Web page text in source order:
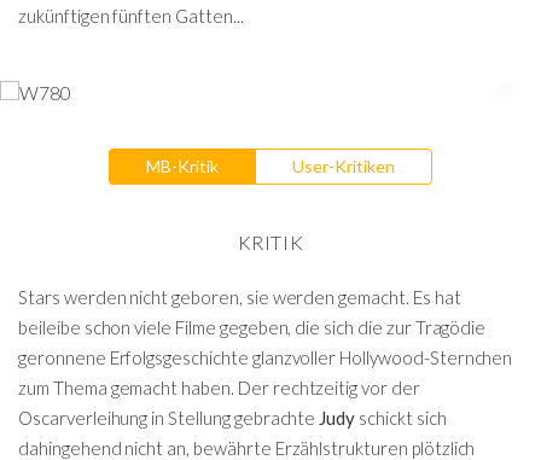
zukünftigen fünften Gatten...
MB-Kritik User-Kritiken
KRITIK
Stars werden nicht geboren, sie werden gemacht. Es hat
beileibe schon viele Filme gegeben, die sich die zur Tragödie
geronnene Erfolgsgeschichte glanzvoller Hollywood-Sternchen
zum Thema gemacht haben. Der rechtzeitig vor der
Oscarverleihung in Stellung gebrachte Judy schickt sich
dahingehend nicht an, bewährte Erzählstrukturen plötzlich